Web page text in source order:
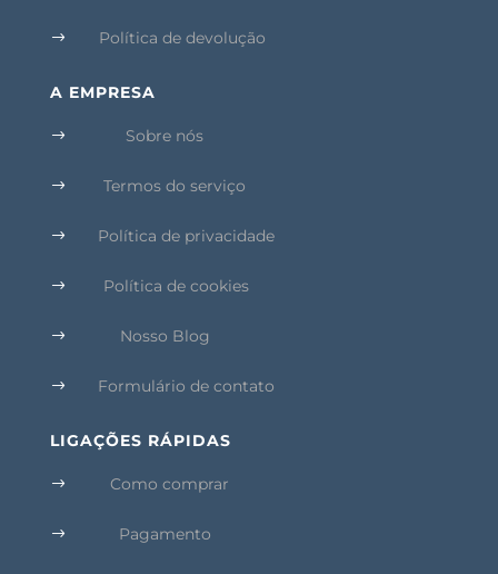
$ Política de devolução
A EMPRESA
$ Sobre nós
$ Termos do serviço
$ Política de privacidade
$ Política de cookies
$ Nosso Blog
$ Formulário de contato
LIGAÇÕES RÁPIDAS
$ Como comprar
$ Pagamento